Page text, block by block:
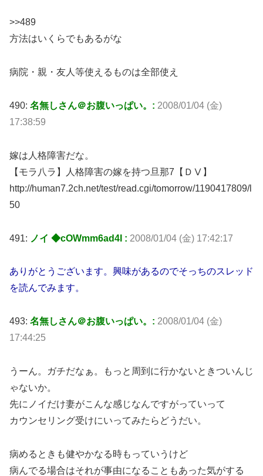
>>489
方法はいくらでもあるがな
病院・親・友人等使えるものは全部使え
490: 名無しさん＠お腹いっぱい。: 2008/01/04 (金)
17:38:59
嫁は人格障害だな。
【モラ八ラ】人格障害の嫁を持つ旦那7【ＤⅤ】
http://human7.2ch.net/test/read.cgi/tomorrow/1190417809/l
50
491: ノイ ◆cOWmm6ad4I : 2008/01/04 (金) 17:42:17
ありがとうございます。興味があるのでそっちのスレッド
を読んでみます。
493: 名無しさん＠お腹いっぱい。: 2008/01/04 (金)
17:44:25
うーん。ガチだなぁ。もっと周到に行かないときついんじ
ゃないか。
先にノイだけ妻がこんな感じなんですがっていって
カウンセリング受けにいってみたらどうだい。
病めるときも健やかなる時もっていうけど
病んでる場合はそれが事由になることもあった気がする